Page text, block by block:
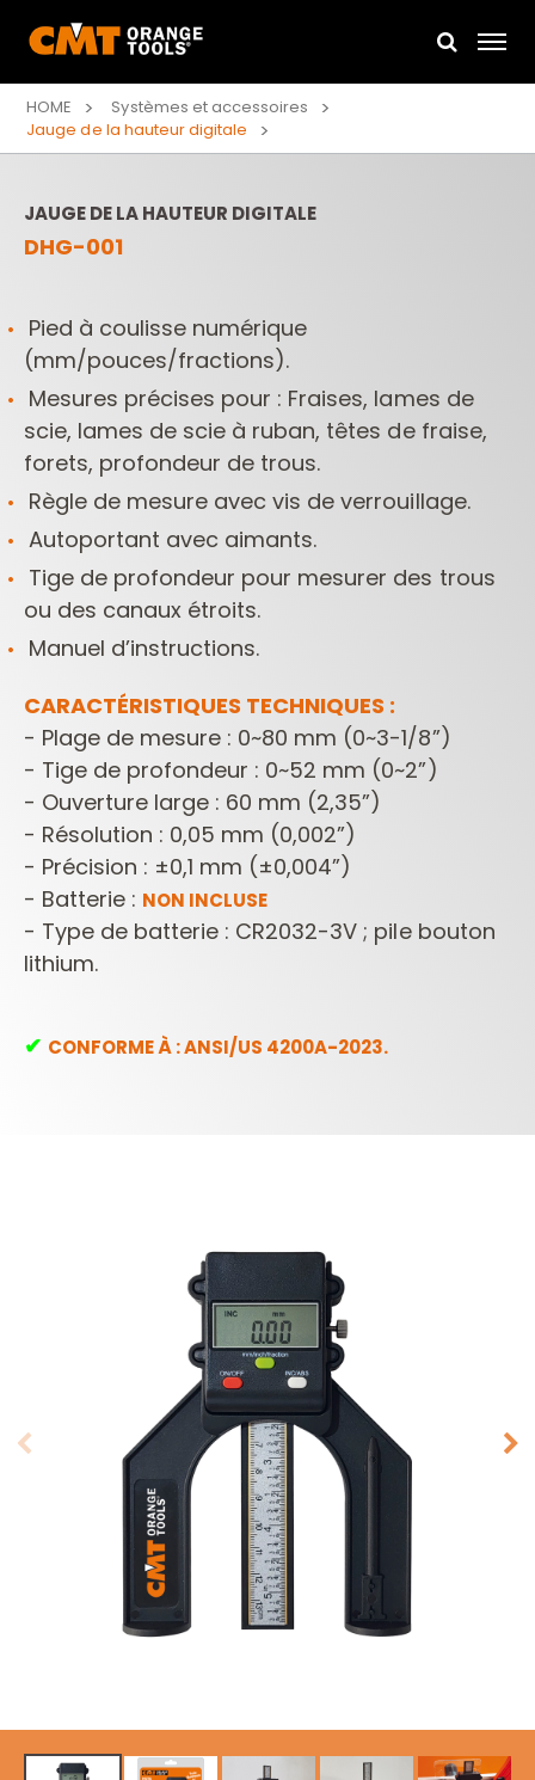
HOME
Systèmes et accessoires
Jauge de la hauteur digitale
JAUGE DE LA HAUTEUR DIGITALE
DHG-001
Pied à coulisse numérique
(mm/pouces/fractions).
Mesures précises pour : Fraises, lames de
scie, lames de scie à ruban, têtes de fraise,
forets, profondeur de trous.
Règle de mesure avec vis de verrouillage.
Autoportant avec aimants.
Tige de profondeur pour mesurer des trous
ou des canaux étroits.
Manuel d’instructions.
CARACTÉRISTIQUES TECHNIQUES :
- Plage de mesure : 0~80 mm (0~3-1/8”)
- Tige de profondeur : 0~52 mm (0~2”)
- Ouverture large : 60 mm (2,35”)
- Résolution : 0,05 mm (0,002”)
- Précision : ±0,1 mm (±0,004”)
- Batterie : NON INCLUSE
- Type de batterie : CR2032-3V ; pile bouton
lithium.
✔︎ CONFORME À : ANSI/US 4200A-2023.